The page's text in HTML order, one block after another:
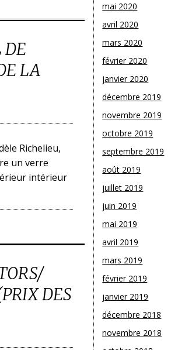
DE
LA
Richelieu,
un verre
intérieur
DES
mai 2020
avril 2020
mars 2020
février 2020
janvier 2020
décembre 2019
novembre 2019
octobre 2019
septembre 2019
août 2019
juillet 2019
juin 2019
mai 2019
avril 2019
mars 2019
février 2019
janvier 2019
décembre 2018
novembre 2018